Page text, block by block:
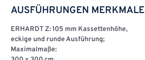
AUSFÜHRUNGEN MERKMALE
ERHARDT Z: 105 mm Kassettenhöhe,
eckige und runde Ausführung;
Maximalmaße: